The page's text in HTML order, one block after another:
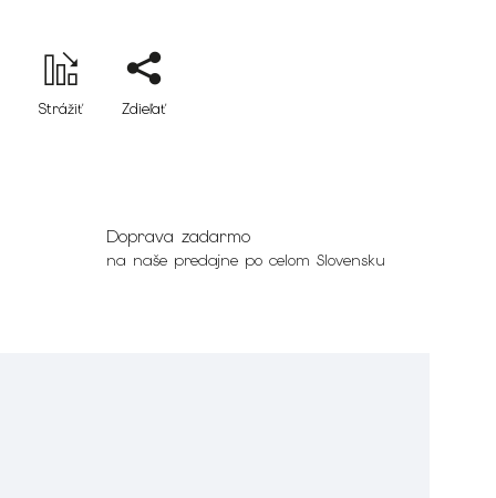
Strážiť Zdieľať
Doprava zadarmo
na naše predajne po celom Slovensku